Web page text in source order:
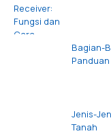
Bagian-
Jenis-
Tanah